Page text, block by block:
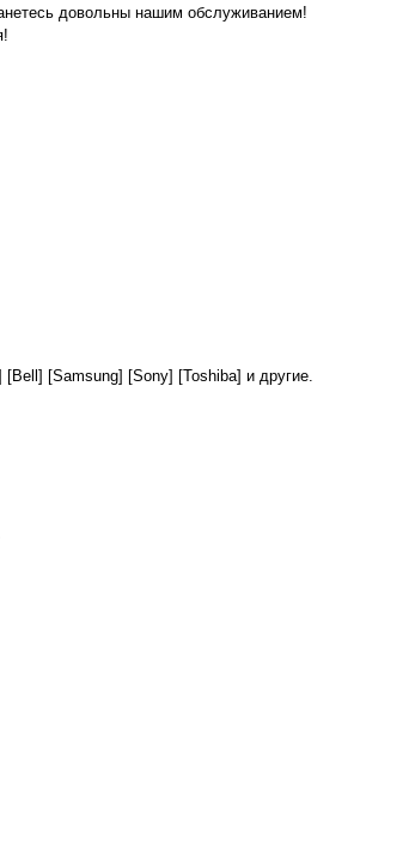
довольны нашим обслуживанием!
[Samsung] [Sony] [Toshiba] и другие.